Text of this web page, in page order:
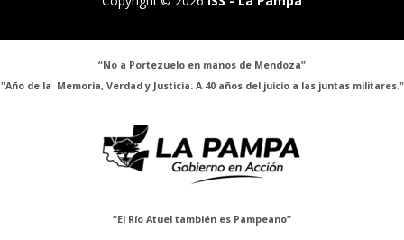
“No a Portezuelo en manos de Mendoza”
"Año de la Memoria, Verdad y Justicia. A 40 años del juicio a las juntas militares."
“El Río Atuel también es Pampeano”